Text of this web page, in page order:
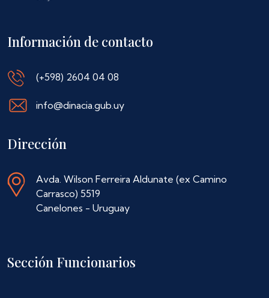
Información de contacto
(+598) 2604 04 08
info@dinacia.gub.uy
Dirección
Avda. Wilson Ferreira Aldunate (ex Camino
Carrasco) 5519
Canelones - Uruguay
Sección Funcionarios